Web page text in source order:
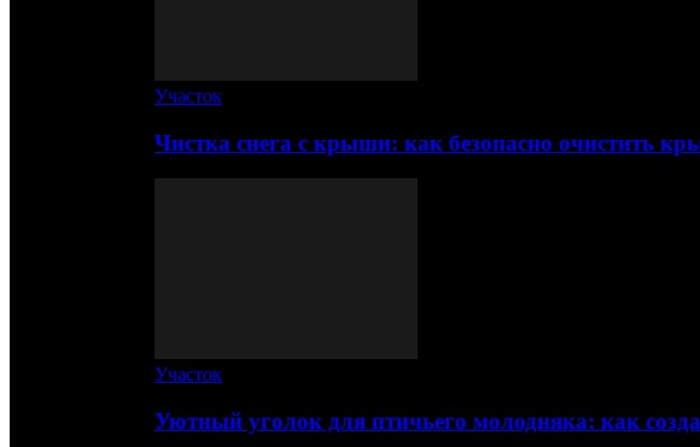
Участок
Чистка снега с крыши: как безопасно очистить
Участок
Уютный уголок для птичьего молодняка: как